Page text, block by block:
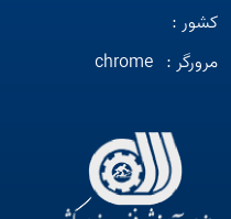
کشور :
مرورگر : chrome